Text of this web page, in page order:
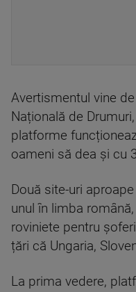
Avertismentul vine
Națională de
platforme
oameni să dea și cu
Două site-uri
unul în limba
roviniete pentru
țări că Ungaria,
La prima vedere,